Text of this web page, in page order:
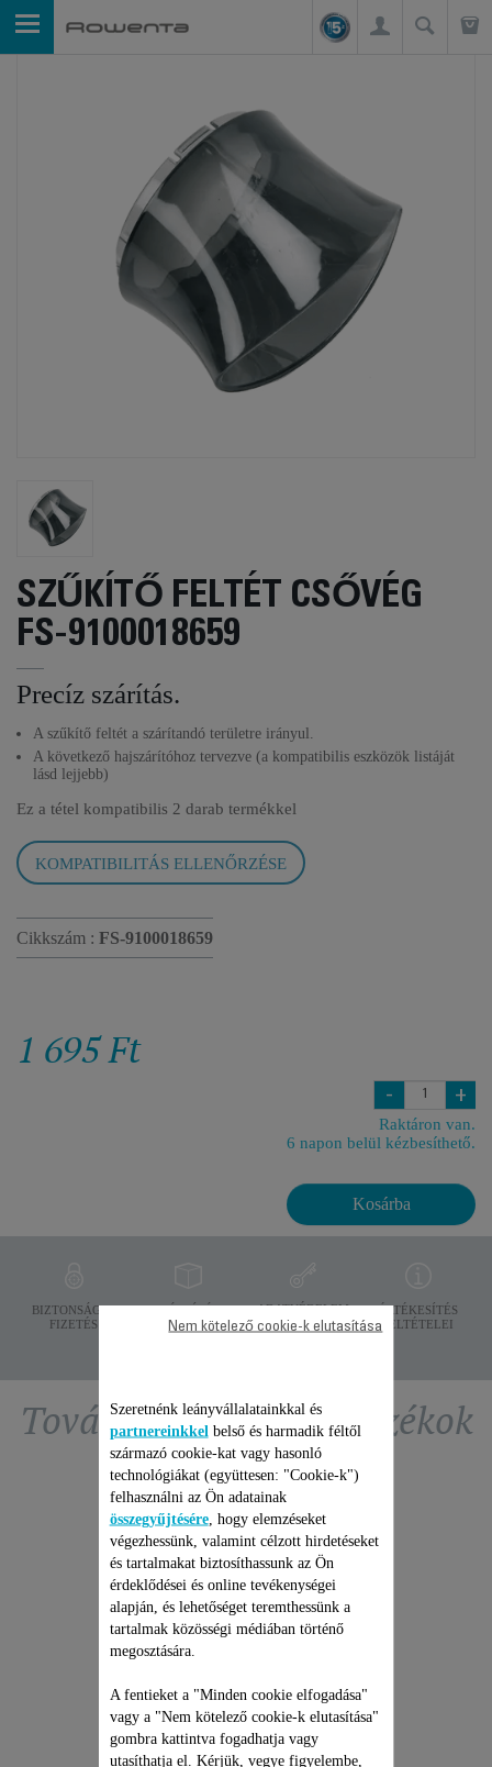
SZŰKÍTŐ FELTÉT CSŐVÉG
FS-9100018659
Precíz szárítás.
A szűkítő feltét a szárítandó területre irányul.
A következő hajszárítóhoz tervezve (a kompatibilis eszközök listáját
lásd lejjebb)
Ez a tétel kompatibilis 2 darab termékkel
KOMPATIBILITÁS ELLENŐRZÉSE
Cikkszám : FS-9100018659
1 695 Ft
- +
Raktáron van.
6 napon belül kézbesíthető.
Kosárba
BIZTONSÁGOS
FIZETÉS
SZÁLLÍTÁSI
FELTÉTELEK
ADATVÉDELEM
ÉRTÉKESÍTÉS
FELTÉTELEI
További ajánlott tartozékok
ROWENTA HAJSZÁRÍTÓ
JAVÍTÁSI CSOMAG
Szeretnénk leányvállalatainkkal és
partnereinkkel belső és harmadik féltől
származó cookie-kat vagy hasonló
technológiákat (együttesen: "Cookie-k")
felhasználni az Ön adatainak
összegyűjtésére, hogy elemzéseket
végezhessünk, valamint célzott hirdetéseket
és tartalmakat biztosíthassunk az Ön
érdeklődései és online tevékenységei
alapján, és lehetőséget teremthessünk a
tartalmak közösségi médiában történő
megosztására.
A fentieket a "Minden cookie elfogadása"
vagy a "Nem kötelező cookie-k elutasítása"
gombra kattintva fogadhatja vagy
utasíthatja el. Kérjük, vegye figyelembe,
Nem kötelező cookie-k elutasítása